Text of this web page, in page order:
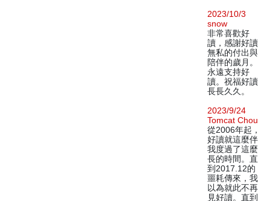
2023/10/3
snow
非常喜歡好
讀，感謝好讀
無私的付出與
陪伴的歲月。
永遠支持好
讀。祝福好讀
長長久久。
2023/9/24
Tomcat Chou
從2006年起，
好讀就這麼伴
我度過了這麼
長的時間。直
到2017.12的
噩耗傳來，我
以為就此不再
見好讀。直到